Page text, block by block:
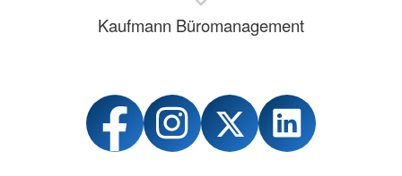
Kaufmann Büromanagement